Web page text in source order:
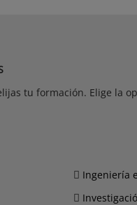
tu formación. Elige la
Ingeniería